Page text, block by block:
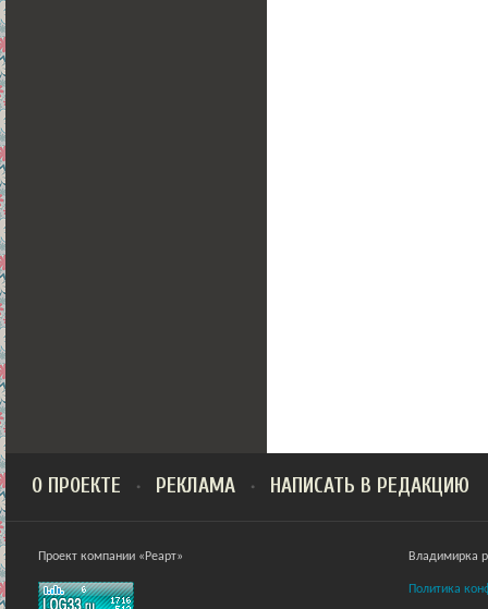
О ПРОЕКТЕ РЕКЛАМА НАПИСАТЬ В РЕДАКЦИЮ
Проект компании «Реарт» Владимирка
Политика